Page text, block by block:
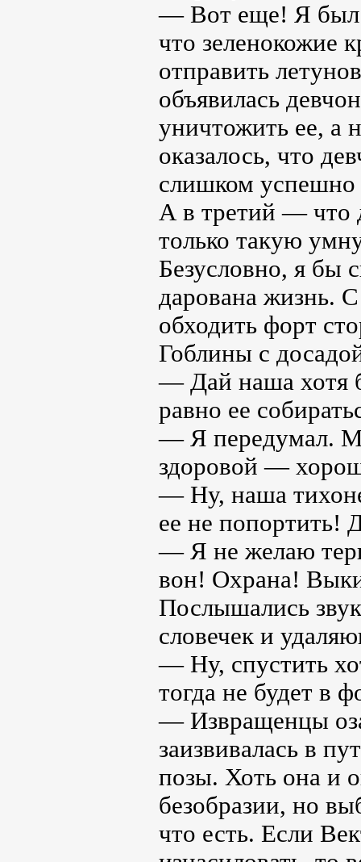
— Вот еще! Я был
что зеленокожие
отправить
объявилась
уничтожить ее, а
оказалось, что
слишком успешно
А в третий — что
только такую
Безусловно, я бы
дарована жизнь.
обходить форт
Гоблины с
— Дай наша хотя
равно ее
— Я передумал.
здоровой —
— Ну, наша
ее не попортить!
— Я не желаю
вон! Охрана!
Послышались
словечек и
— Ну, спустить
тогда не будет в
— Извращенцы
заизвивалась в
позы. Хоть она и
безобразии, но
что есть. Если